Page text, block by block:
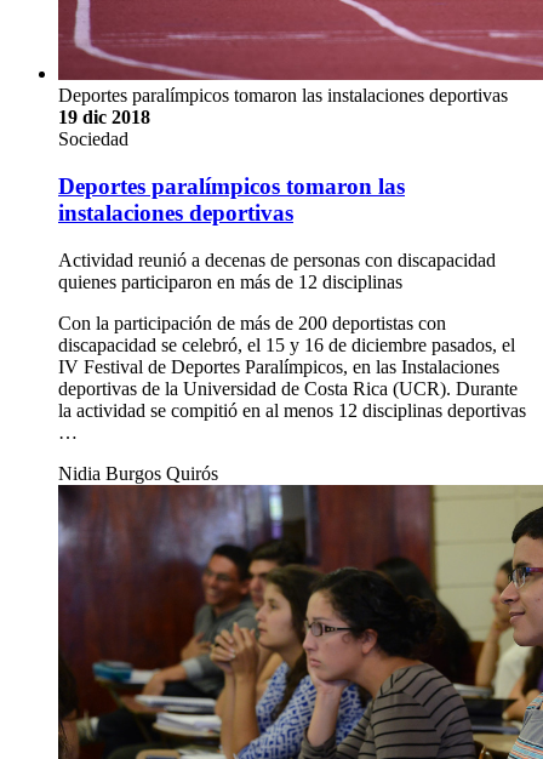
Deportes paralímpicos tomaron las instalaciones deportivas
19 dic 2018
Sociedad
Deportes paralímpicos tomaron las
instalaciones deportivas
Actividad reunió a decenas de personas con discapacidad
quienes participaron en más de 12 disciplinas
Con la participación de más de 200 deportistas con
discapacidad se celebró, el 15 y 16 de diciembre pasados, el
IV Festival de Deportes Paralímpicos, en las Instalaciones
deportivas de la Universidad de Costa Rica (UCR). Durante
la actividad se compitió en al menos 12 disciplinas deportivas
…
Nidia Burgos Quirós